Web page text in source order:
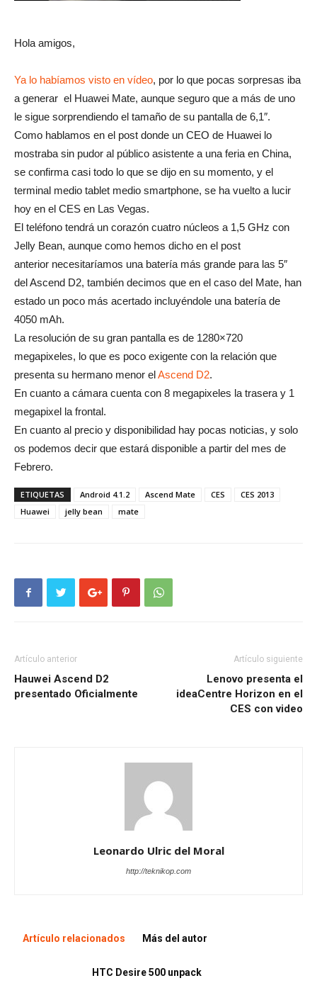
Hola amigos,
Ya lo habíamos visto en vídeo, por lo que pocas sorpresas iba
a generar el Huawei Mate, aunque seguro que a más de uno
le sigue sorprendiendo el tamaño de su pantalla de 6,1″.
Como hablamos en el post donde un CEO de Huawei lo
mostraba sin pudor al público asistente a una feria en China,
se confirma casi todo lo que se dijo en su momento, y el
terminal medio tablet medio smartphone, se ha vuelto a lucir
hoy en el CES en Las Vegas.
El teléfono tendrá un corazón cuatro núcleos a 1,5 GHz con
Jelly Bean, aunque como hemos dicho en el post
anterior necesitaríamos una batería más grande para las 5″
del Ascend D2, también decimos que en el caso del Mate, han
estado un poco más acertado incluyéndole una batería de
4050 mAh.
La resolución de su gran pantalla es de 1280×720
megapixeles, lo que es poco exigente con la relación que
presenta su hermano menor elAscend D2.
En cuanto a cámara cuenta con 8 megapixeles la trasera y 1
megapixel la frontal.
En cuanto al precio y disponibilidad hay pocas noticias, y solo
os podemos decir que estará disponible a partir del mes de
Febrero.
ETIQUETAS Android 4.1.2 Ascend Mate CES
CES 2013
Huawei
jelly bean mate
Artículo anterior
Hauwei Ascend D2
presentado Oficialmente
Artículo siguiente
Lenovo presenta el
ideaCentre Horizon en el
CES con video
Leonardo Ulric del Moral
http://teknikop.com
Artículo relacionados Más del autor
HTC Desire 500 unpack